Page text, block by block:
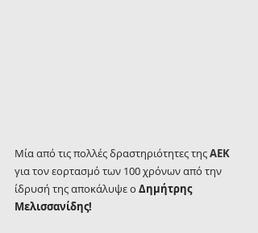
Μία από τις πολλές δραστηριότητες της ΑΕΚ
για τον εορτασμό των 100 χρόνων από την
ίδρυσή της αποκάλυψε ο Δημήτρης
Μελισσανίδης!